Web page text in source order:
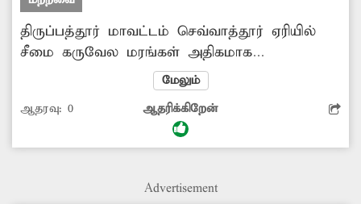
திருப்பத்தூர் மாவட்டம் செவ்வாத்தூர் ஏரியில்
சீமை கருவேல மரங்கள் அதிகமாக
வளர்ந்துள்ளன. இதனால் ஏரி காடுபோல்
காட்சியளிக்கிறது. சீமை கருவேல மரங்களை
அகற்ற மாவட்ட கலெக்டரிடம் மனு கொடுத்தும்
நடவடிக்கை எடுக்கவில்லை. இனியாவது
ஏரியில் வளர்ந்துள்ள சீமை கருவேல மரங்களை
மேலும்
ஆதரவு: 0 ஆதரிக்கிறேன்
Advertisement